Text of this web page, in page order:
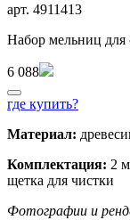
арт. 4911413
Набор мельниц для
6 088
где купить?
Материал:
Комплектация: 2
щетка для чистки
Фотографии и